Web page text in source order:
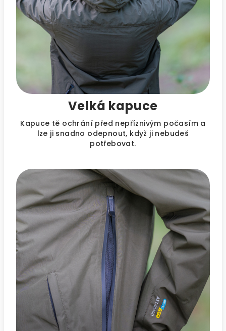
Velká kapuce
Kapuce tě ochrání před nepříznivým počasím a
lze ji snadno odepnout, když ji nebudeš
potřebovat.